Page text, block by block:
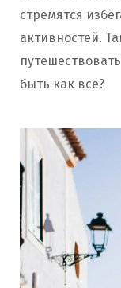
стремятся
активностей.
быть как все?